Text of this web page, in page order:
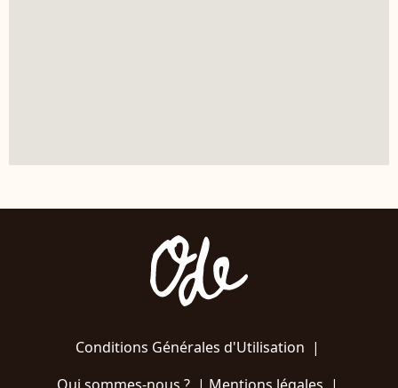
Conditions Générales d'Utilisation |